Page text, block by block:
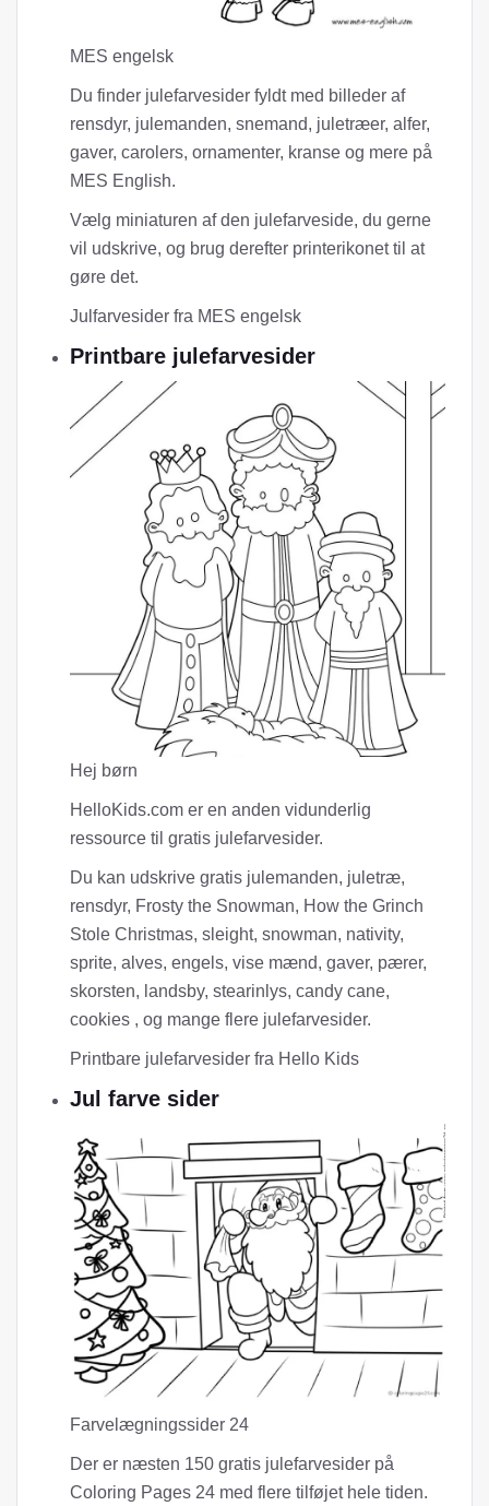
MES engelsk
Du finder julefarvesider fyldt med billeder af
rensdyr, julemanden, snemand, juletræer, alfer,
gaver, carolers, ornamenter, kranse og mere på
MES English.
Vælg miniaturen af ​​den julefarveside, du gerne
vil udskrive, og brug derefter printerikonet til at
gøre det.
Julfarvesider fra MES engelsk
Printbare julefarvesider
Hej børn
HelloKids.com er en anden vidunderlig
ressource til gratis julefarvesider.
Du kan udskrive gratis julemanden, juletræ,
rensdyr, Frosty the Snowman, How the Grinch
Stole Christmas, sleight, snowman, nativity,
sprite, alves, engels, vise mænd, gaver, pærer,
skorsten, landsby, stearinlys, candy cane,
cookies , og mange flere julefarvesider.
Printbare julefarvesider fra Hello Kids
Jul farve sider
Farvelægningssider 24
Der er næsten 150 gratis julefarvesider på
Coloring Pages 24 med flere tilføjet hele tiden.